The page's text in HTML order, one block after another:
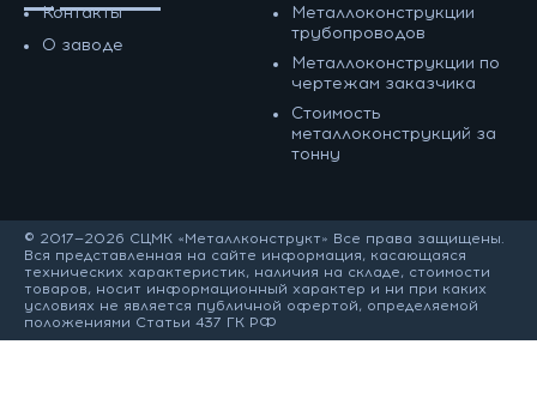
Контакты
О заводе
Металлоконструкции
трубопроводов
Металлоконструкции по
чертежам заказчика
Cтоимость
металлоконструкций за
тонну
© 2017—2026 СЦМК «Металлконструкт» Все права защищены.
Вся представленная на сайте информация, касающаяся
технических характеристик, наличия на складе, стоимости
товаров, носит информационный характер и ни при каких
условиях не является публичной офертой, определяемой
положениями Статьи 437 ГК РФ